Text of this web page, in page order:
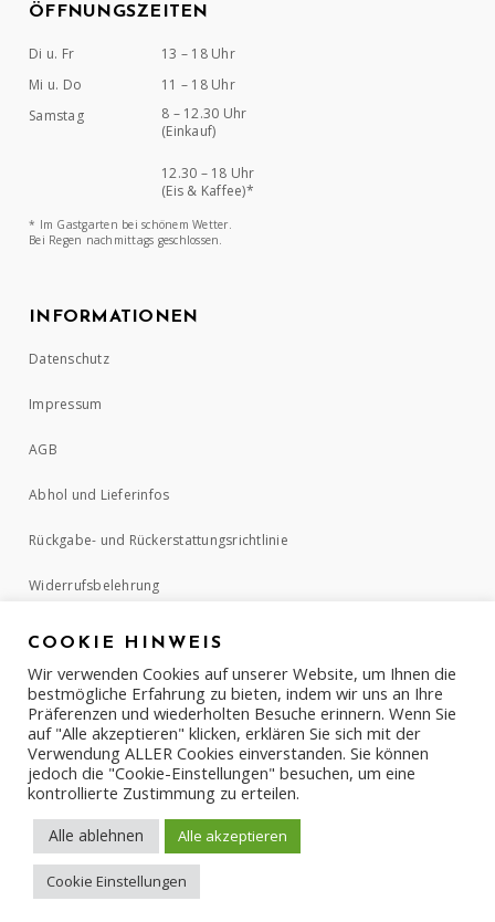
ÖFFNUNGSZEITEN
Di u. Fr
13 – 18 Uhr
Mi u. Do
11 – 18 Uhr
Samstag
8 – 12.30 Uhr
(Einkauf)
12.30 – 18 Uhr
(Eis & Kaffee)*
* Im Gastgarten bei schönem Wetter.
Bei Regen nachmittags geschlossen.
INFORMATIONEN
Datenschutz
Impressum
AGB
Abhol und Lieferinfos
Rückgabe- und Rückerstattungsrichtlinie
Widerrufsbelehrung
ZAHLUNGSMETHODEN
COOKIE HINWEIS
Wir verwenden Cookies auf unserer Website, um Ihnen die
bestmögliche Erfahrung zu bieten, indem wir uns an Ihre
Präferenzen und wiederholten Besuche erinnern. Wenn Sie
auf "Alle akzeptieren" klicken, erklären Sie sich mit der
Verwendung ALLER Cookies einverstanden. Sie können
jedoch die "Cookie-Einstellungen" besuchen, um eine
kontrollierte Zustimmung zu erteilen.
Alle ablehnen Alle akzeptieren
Cookie Einstellungen